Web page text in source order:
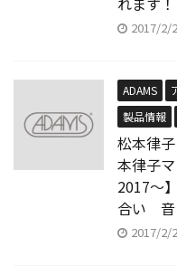
2017/2/
ADAMS
製品情報
松本律
本律子
2017〜
合い 音
2017/2/